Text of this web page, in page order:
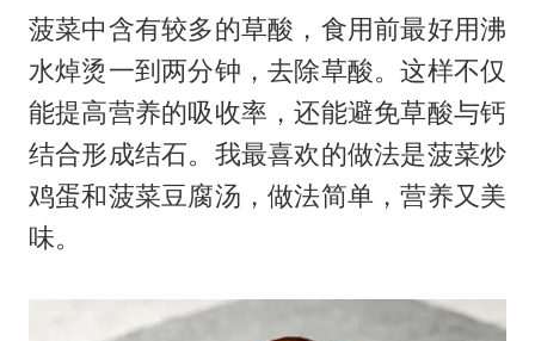
菠菜中含有较多的草酸，食用前最好用沸
水焯烫一到两分钟，去除草酸。这样不仅
能提高营养的吸收率，还能避免草酸与钙
结合形成结石。我最喜欢的做法是菠菜炒
鸡蛋和菠菜豆腐汤，做法简单，营养又美
味。